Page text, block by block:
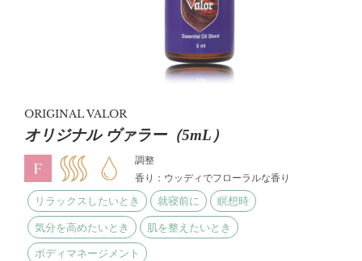
ORIGINAL VALOR
オリジナル ヴァラー（5mL）
調整
香り：ウッディでフローラルな香り
リラックスしたいとき 就寝前に 瞑想時
気分を高めたいとき 肌を整えたいとき
ボディマネージメント